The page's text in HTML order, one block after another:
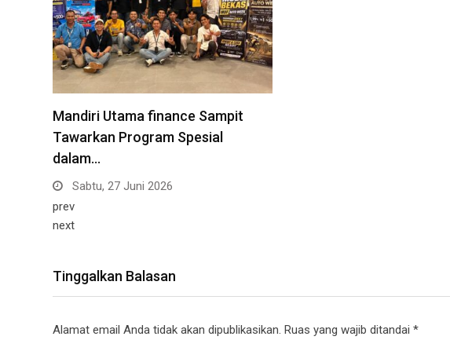
Mandiri Utama finance Sampit
Tawarkan Program Spesial
dalam…
Sabtu, 27 Juni 2026
prev
next
Tinggalkan Balasan
Alamat email Anda tidak akan dipublikasikan. Ruas yang wajib ditandai *